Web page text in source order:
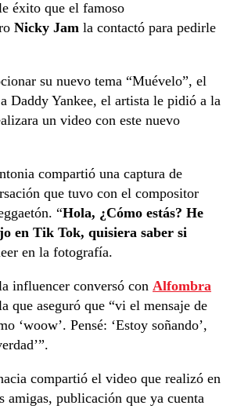
éxito que el famoso
Nicky Jam la contactó para pedirle
su nuevo tema “Muévelo”, el
Daddy Yankee, el artista le pidió a la
un video con este nuevo
compartió una captura de
que tuvo con el compositor
“Hola, ¿Cómo estás? He
en Tik Tok, quisiera saber si
en la fotografía.
influencer conversó con Alfombra
que aseguró que “vi el mensaje de
‘woow’. Pensé: ‘Estoy soñando’,
compartió el video que realizó en
amigas, publicación que ya cuenta